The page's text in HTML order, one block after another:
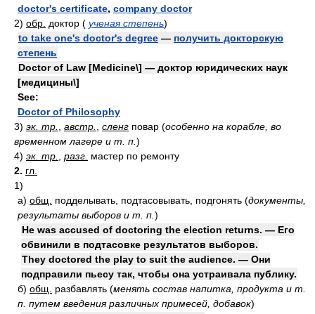
doctor's certificate, company doctor
2) обр. доктор ( ученая степень)
to take one's doctor's degree — получить докторскую
степень
Doctor of Law [Medicine\] — доктор юридических наук
[медицины\]
See:
Doctor of Philosophy
3) эк. тр. австр. сленг повар (особенно на корабле, во
временном лагере и т. п. )
4) эк. тр. разг. мастер по ремонту
2. гл.
1)
а) общ. подделывать, подтасовывать, подгонять (документы,
результаты выборов и т. п. )
He was accused of doctoring the election returns. — Его
обвинили в подтасовке результатов выборов.
They doctored the play to suit the audience. — Они
подправили пьесу так, чтобы она устраивала публику.
б) общ. разбавлять (менять состав напитка, продукта и т.
п. путем введения различных примесей, добавок)